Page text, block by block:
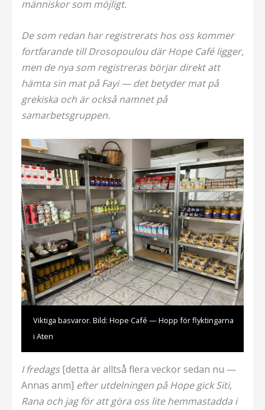
människor som möjligt.
De som redan har registrerats hos oss kommer
fortfarande till Drosopoulou där Hope Café ligger,
men de nya som registreras börjar direkt att
hämta sin mat på Fayi — det betyder mat på
grekiska och är också namnet på
samarbetsgruppen.
Viktiga basvaror. Bild: Hope Café — Hopp för flyktingarna
i Aten
I fredags[detta är alltså flera veckor sedan nu —
Annas anm] efter utdelningen på Hope gick Siti,
Rana och jag för att göra oss lite hemmastadda i